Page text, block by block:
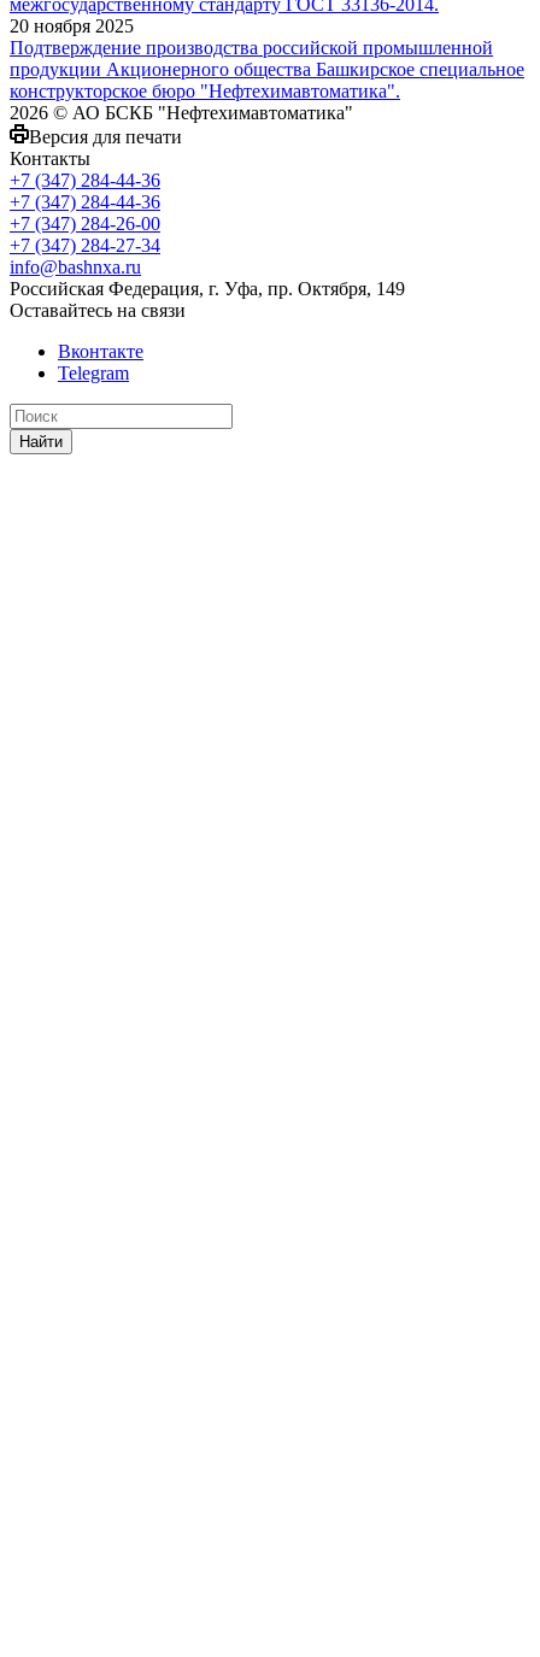
20 ноября 2025
Подтверждение производства российской промышленной
продукции Акционерного общества Башкирское специальное
конструкторское бюро "Нефтехимавтоматика".
2026 © АО БСКБ "Нефтехимавтоматика"
Версия для печати
Контакты
+7 (347) 284-44-36
+7 (347) 284-44-36
+7 (347) 284-26-00
+7 (347) 284-27-34
info@bashnxa.ru
Российская Федерация, г. Уфа, пр. Октября, 149
Оставайтесь на связи
Вконтакте
Telegram
Найти